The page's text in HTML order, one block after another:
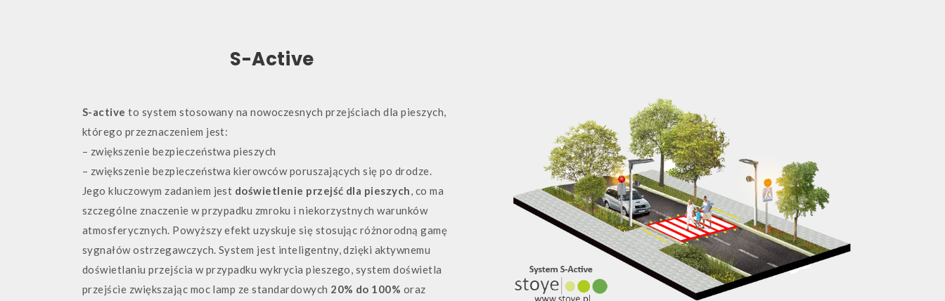
S-Active
S-active to system stosowany na nowoczesnych przejściach dla pieszych,
którego przeznaczeniem jest:
– zwiększenie bezpieczeństwa pieszych
– zwiększenie bezpieczeństwa kierowców poruszających się po drodze.
Jego kluczowym zadaniem jest doświetlenie przejść dla pieszych, co ma
szczególne znaczenie w przypadku zmroku i niekorzystnych warunków
atmosferycznych. Powyższy efekt uzyskuje się stosując różnorodną gamę
sygnałów ostrzegawczych. System jest inteligentny, dzięki aktywnemu
doświetlaniu przejścia w przypadku wykrycia pieszego, system doświetla
przejście zwiększając moc lamp ze standardowych 20% do 100% oraz